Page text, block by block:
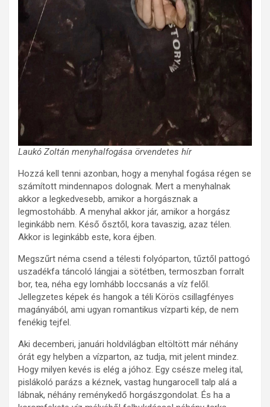
Laukó Zoltán menyhalfogása örvendetes hír
Hozzá kell tenni azonban, hogy a menyhal fogása régen se
számított mindennapos dolognak. Mert a menyhalnak
akkor a legkedvesebb, amikor a horgásznak a
legmostohább. A menyhal akkor jár, amikor a horgász
leginkább nem. Késő ősztől, kora tavaszig, azaz télen.
Akkor is leginkább este, kora éjben.
Megszűrt néma csend a télesti folyóparton, tűztől pattogó
uszadékfa táncoló lángjai a sötétben, termoszban forralt
bor, tea, néha egy lomhább loccsanás a víz felől.
Jellegzetes képek és hangok a téli Körös csillagfényes
magányából, ami ugyan romantikus vízparti kép, de nem
fenékig tejfel.
Aki decemberi, januári holdvilágban eltöltött már néhány
órát egy helyben a vízparton, az tudja, mit jelent mindez.
Hogy milyen kevés is elég a jóhoz. Egy csésze meleg ital,
pislákoló parázs a kéznek, vastag hungarocell talp alá a
lábnak, néhány reménykedő horgászgondolat. És ha a